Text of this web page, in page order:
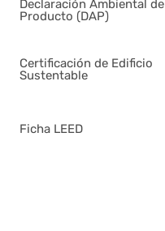
Declaración Ambiental de
Producto (DAP)
Certificación de Edificio
Sustentable
Ficha LEED